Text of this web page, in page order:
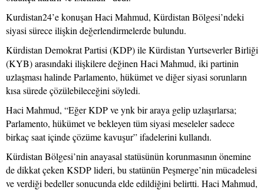
Kurdistan24’e konuşan Haci Mahmud, Kürdistan Bölgesi’ndeki
siyasi sürece ilişkin değerlendirmelerde bulundu.
Kürdistan Demokrat Partisi (KDP) ile Kürdistan Yurtseverler Birliği
(KYB) arasındaki ilişkilere değinen Haci Mahmud, iki partinin
uzlaşması halinde Parlamento, hükümet ve diğer siyasi sorunların
kısa sürede çözülebileceğini söyledi.
Haci Mahmud, “Eğer KDP ve ynk bir araya gelip uzlaşırlarsa;
Parlamento, hükümet ve bekleyen tüm siyasi meseleler sadece
birkaç saat içinde çözüme kavuşur” ifadelerini kullandı.
Kürdistan Bölgesi’nin anayasal statüsünün korunmasının önemine
de dikkat çeken KSDP lideri, bu statünün Peşmerge’nin mücadelesi
ve verdiği bedeller sonucunda elde edildiğini belirtti. Haci Mahmud,